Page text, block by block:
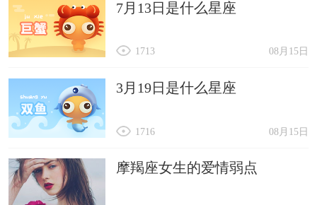
7月13日是什么星座
08月15日
1713
3月19日是什么星座
08月15日
1716
摩羯座女生的爱情弱点